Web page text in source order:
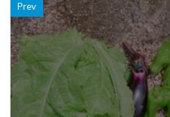
Prev